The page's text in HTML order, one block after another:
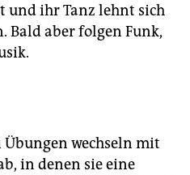
und ihr Tanz lehnt sich
Bald aber folgen Funk,
Übungen wechseln mit
in denen sie eine